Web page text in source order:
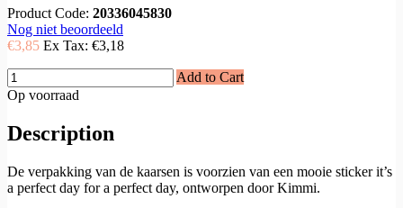
Product Code: 20336045830
Nog niet beoordeeld
€3,85 Ex Tax: €3,18
Add to Cart
Op voorraad
Description
De verpakking van de kaarsen is voorzien van een mooie sticker it’s
a perfect day for a perfect day, ontworpen door Kimmi.